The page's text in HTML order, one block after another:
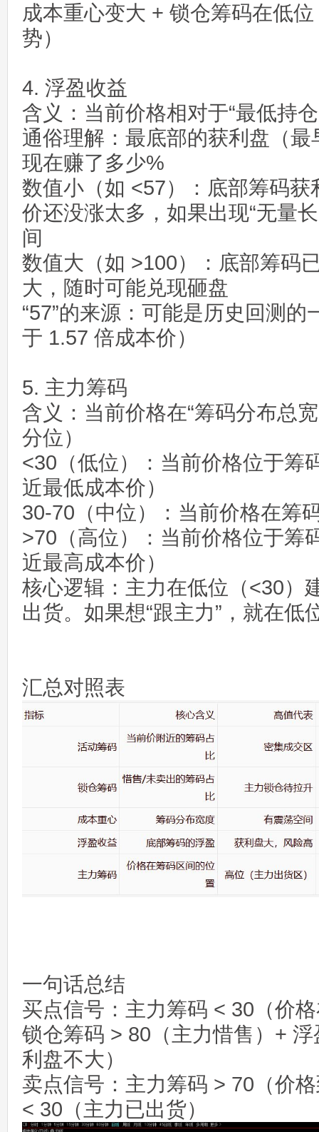
成本重心变大 + 锁仓筹码在低
势）
4. 浮盈收益
含义：当前价格相对于“最低持
通俗理解：最底部的获利盘（
现在赚了多少%
数值小（如 <57）：底部筹码
价还没涨太多，如果出现“无量
间
数值大（如 >100）：底部筹码
大，随时可能兑现砸盘
“57”的来源：可能是历史回测
于 1.57 倍成本价）
5. 主力筹码
含义：当前价格在“筹码分布总
分位）
<30（低位）：当前价格位于筹
近最低成本价）
30-70（中位）：当前价格在筹
>70（高位）：当前价格位于筹
近最高成本价）
核心逻辑：主力在低位（<30）
出货。如果想“跟主力”，就在低
汇总对照表
一句话总结
买点信号：主力筹码 < 30（价
锁仓筹码 > 80（主力惜售）+
利盘不大）
卖点信号：主力筹码 > 70（价
< 30（主力已出货）